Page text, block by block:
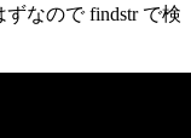
なので findstr で検